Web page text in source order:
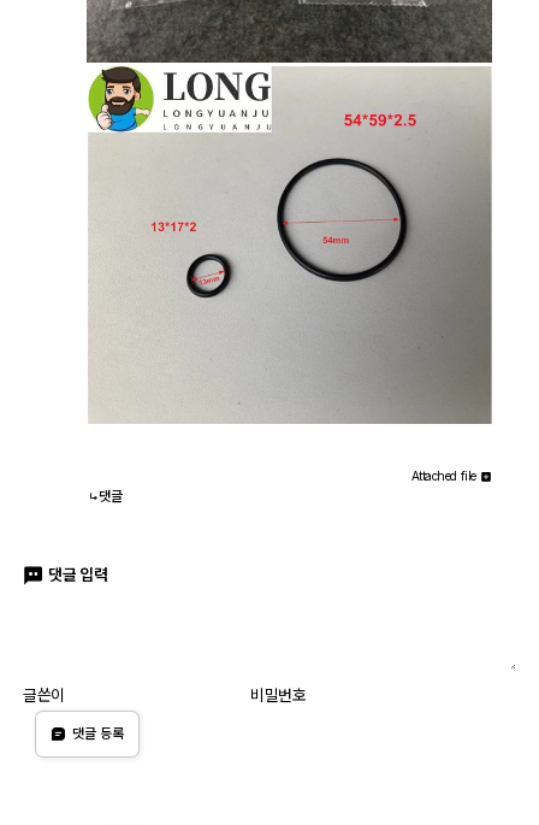
Attached file
댓글
댓글 입력
글쓴이 비밀번호
댓글 등록